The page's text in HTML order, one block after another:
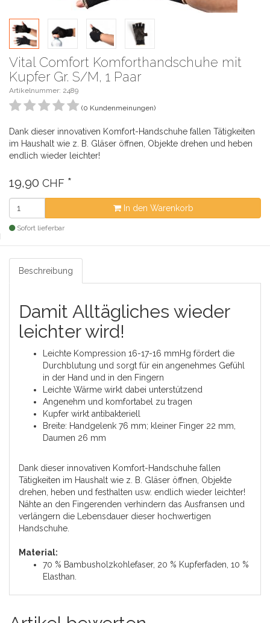
Vital Comfort Komforthandschuhe mit
Kupfer Gr. S/M, 1 Paar
Artikelnummer: 2489
(0 Kundenmeinungen)
Dank dieser innovativen Komfort-Handschuhe fallen Tätigkeiten
im Haushalt wie z. B. Gläser öffnen, Objekte drehen und heben
endlich wieder leichter!
19,90 CHF *
In den Warenkorb
Sofort lieferbar
Beschreibung
Damit Alltägliches wieder
leichter wird!
Leichte Kompression 16-17-16 mmHg fördert die
Durchblutung und sorgt für ein angenehmes Gefühl
in der Hand und in den Fingern
Leichte Wärme wirkt dabei unterstützend
Angenehm und komfortabel zu tragen
Kupfer wirkt antibakteriell
Breite: Handgelenk 76 mm; kleiner Finger 22 mm,
Daumen 26 mm
Dank dieser innovativen Komfort-Handschuhe fallen
Tätigkeiten im Haushalt wie z. B. Gläser öffnen, Objekte
drehen, heben und festhalten usw. endlich wieder leichter!
Nähte an den Fingerenden verhindern das Ausfransen und
verlängern die Lebensdauer dieser hochwertigen
Handschuhe.
Material:
70 % Bambusholzkohlefaser, 20 % Kupferfaden, 10 %
Elasthan.